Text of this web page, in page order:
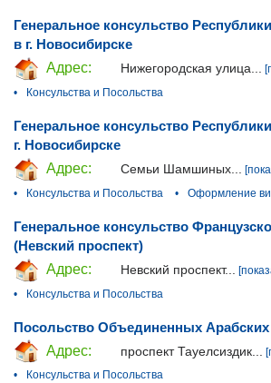
Генеральное консульство
в г. Новосибирске
Адрес:
Нижегородская улица...
•
Консульства и Посольства
Генеральное консульство
г. Новосибирске
Адрес:
Семьи Шамшиных...
•
Консульства и Посольства • Оформление
Генеральное консульство
(Невский проспект)
Адрес:
Невский проспект...
•
Консульства и Посольства
Посольство Объединенных
Адрес:
проспект Тауелсиздик...
•
Консульства и Посольства